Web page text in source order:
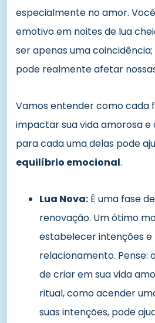
especialmente no amor.
emotivo em noites de lua
ser apenas uma
pode realmente afetar
Vamos entender como cada
impactar sua vida amorosa
para cada uma delas pode
equilíbrio emocional.
Lua Nova: É uma fase
renovação. Um ótimo
estabelecer intenções e
relacionamento. Pense:
de criar em sua vida
ritual, como acender
suas intenções, pode